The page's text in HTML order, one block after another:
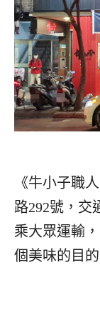
《牛小子職
路292號，交
乘大眾運輸
個美味的目的